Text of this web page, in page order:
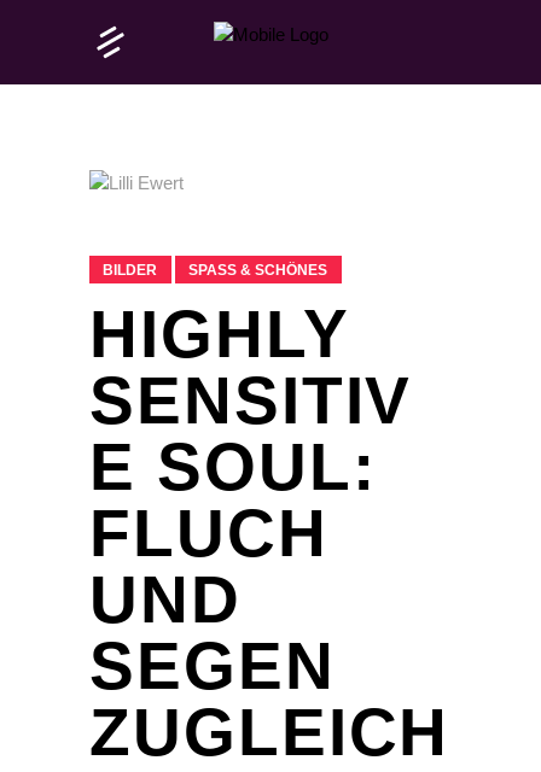
BILDER SPASS & SCHÖNES
HIGHLY
SENSITIV
E SOUL:
FLUCH
UND
SEGEN
ZUGLEICH